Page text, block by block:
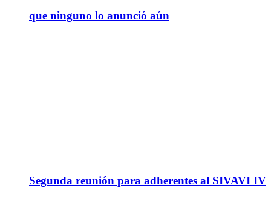
que ninguno lo anunció aún
Segunda reunión para adherentes al SIVAVI IV